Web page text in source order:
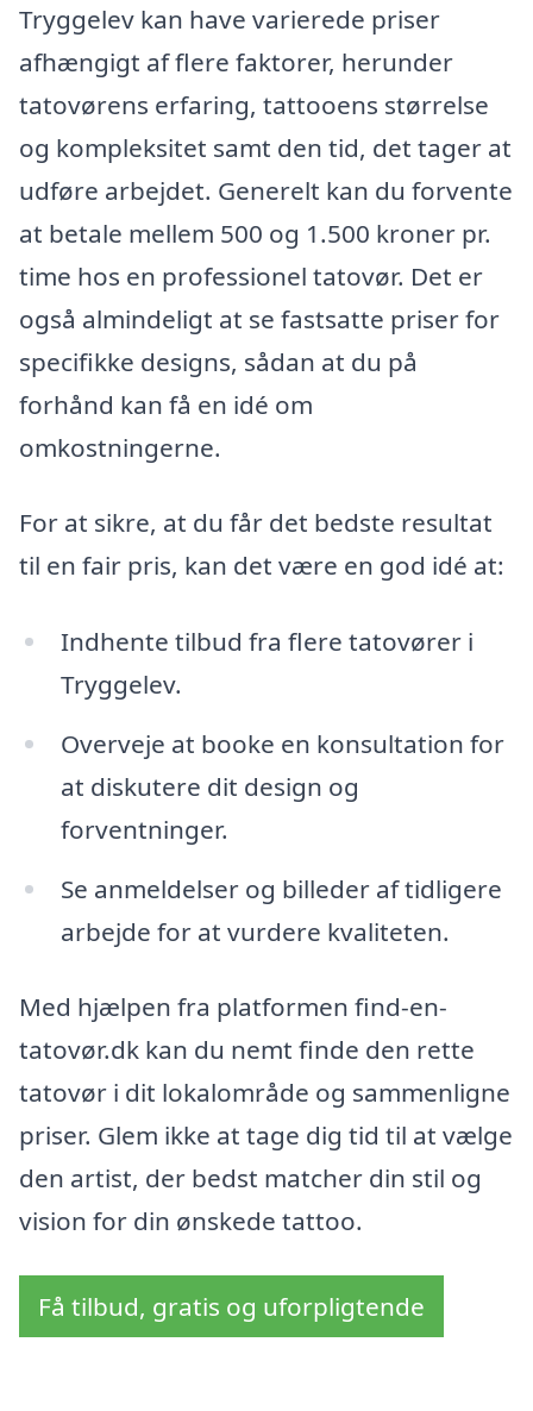
Tryggelev kan have varierede priser
afhængigt af flere faktorer, herunder
tatovørens erfaring, tattooens størrelse
og kompleksitet samt den tid, det tager at
udføre arbejdet. Generelt kan du forvente
at betale mellem 500 og 1.500 kroner pr.
time hos en professionel tatovør. Det er
også almindeligt at se fastsatte priser for
specifikke designs, sådan at du på
forhånd kan få en idé om
omkostningerne.
For at sikre, at du får det bedste resultat
til en fair pris, kan det være en god idé at:
Indhente tilbud fra flere tatovører i
Tryggelev.
Overveje at booke en konsultation for
at diskutere dit design og
forventninger.
Se anmeldelser og billeder af tidligere
arbejde for at vurdere kvaliteten.
Med hjælpen fra platformen find-en-
tatovør.dk kan du nemt finde den rette
tatovør i dit lokalområde og sammenligne
priser. Glem ikke at tage dig tid til at vælge
den artist, der bedst matcher din stil og
vision for din ønskede tattoo.
Få tilbud, gratis og uforpligtende